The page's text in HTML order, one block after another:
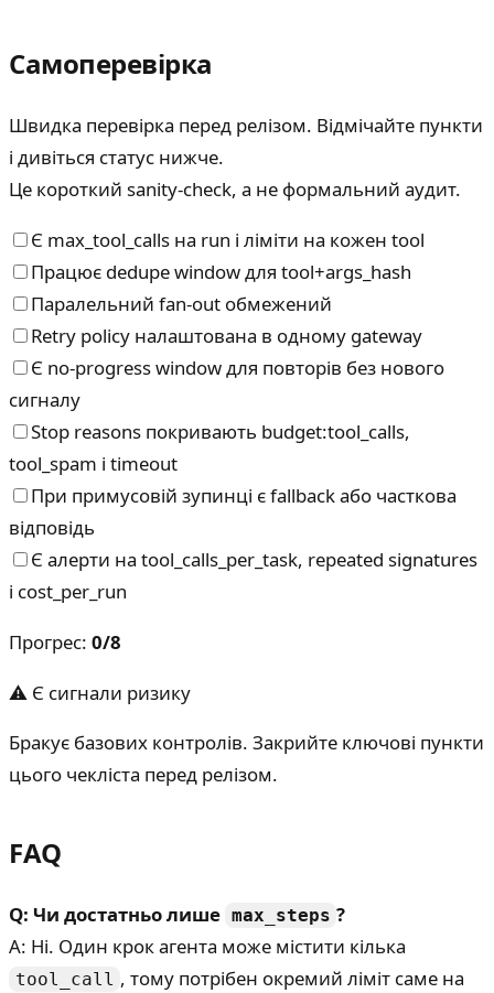
Самоперевірка
Швидка перевірка перед релізом. Відмічайте пункти
і дивіться статус нижче.
Це короткий sanity-check, а не формальний аудит.
Є max_tool_calls на run і ліміти на кожен tool
Працює dedupe window для tool+args_hash
Паралельний fan-out обмежений
Retry policy налаштована в одному gateway
Є no-progress window для повторів без нового
сигналу
Stop reasons покривають budget:tool_calls,
tool_spam і timeout
При примусовій зупинці є fallback або часткова
відповідь
Є алерти на tool_calls_per_task, repeated signatures
і cost_per_run
Прогрес: 0/8
⚠ Є сигнали ризику
Бракує базових контролів. Закрийте ключові пункти
цього чекліста перед релізом.
FAQ
Q: Чи достатньо лише max_steps ?
A: Ні. Один крок агента може містити кілька
tool_call , тому потрібен окремий ліміт саме на